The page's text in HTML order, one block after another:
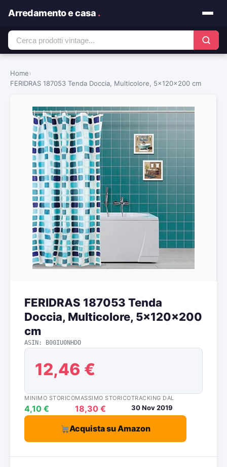
Arredamento e casa .
Home›
FERIDRAS 187053 Tenda Doccia, Multicolore, 5x120x200 cm
FERIDRAS 187053 Tenda
Doccia, Multicolore, 5x120x200
cm
ASIN: B00IU0NHDO
12,46 €
MINIMO STORICO
4,10 €
MASSIMO STORICO
18,30 €
TRACKING DAL
30 Nov 2019
Acquista su Amazon